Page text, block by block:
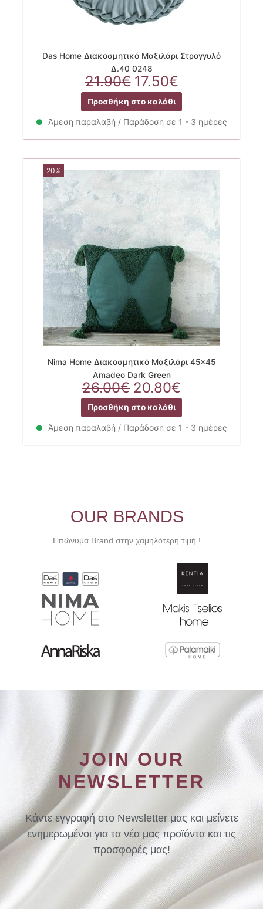
Das Home Διακοσμητικό Μαξιλάρι Στρογγυλό
Δ.40 0248
21.90€ Original
price
was:
21.90€.
17.50€Η
τρέχουσα
τιμή
είναι:
17.50€.
Προσθήκη στο καλάθι
Άμεση παραλαβή / Παράδοση σε 1 - 3 ημέρες
20%
Nima Home Διακοσμητικό Μαξιλάρι 45×45
Amadeo Dark Green
26.00€ Original
price
was:
26.00€.
20.80€
τρέχουσα
τιμή
είναι:
Προσθήκη στο καλάθι
Άμεση παραλαβή / Παράδοση σε 1 - 3 ημέρες
OUR BRANDS
Επώνυμα Brand στην χαμηλότερη τιμή !
JOIN OUR
NEWSLETTER
Κάντε εγγραφή στο Newsletter μας και μείνετε
ενημερωμένοι για τα νέα μας προϊόντα και τις
προσφορές μας!